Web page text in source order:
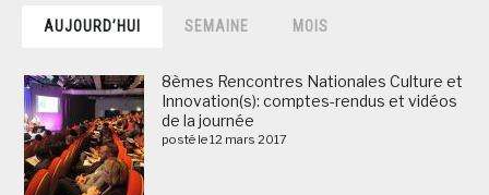
AUJOURD’HUI SEMAINE MOIS
8èmes Rencontres Nationales Culture et
Innovation(s): comptes-rendus et vidéos
de la journée
posté le 12 mars 2017